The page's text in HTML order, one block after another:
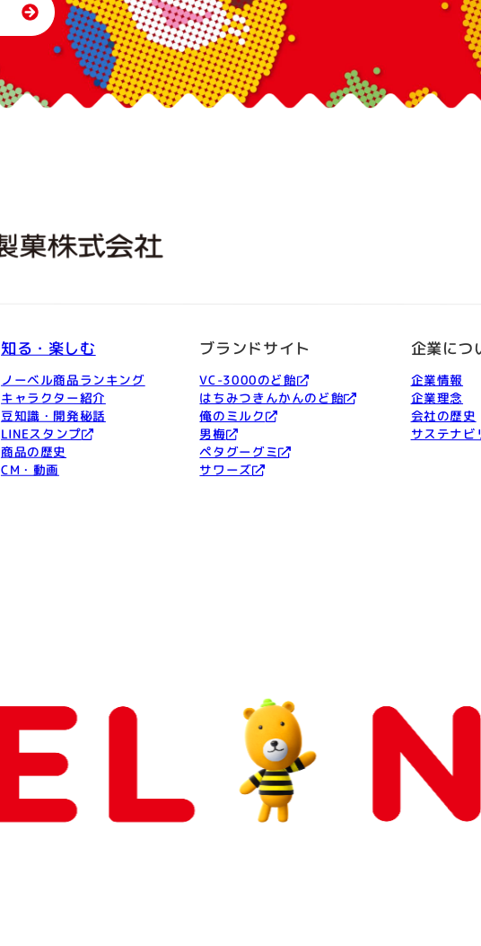
知る・楽しむ
ノーベル商品ランキング
キャラクター紹介
豆知識・開発秘話
LINEスタンプ
商品の歴史
CM・動画
ブランドサイト
VC-3000のど飴
はちみつきんかんのど飴
俺のミルク
男梅
ペタグーグミ
サワーズ
企業につ
企業情報
企業理念
会社の歴史
サステナビ